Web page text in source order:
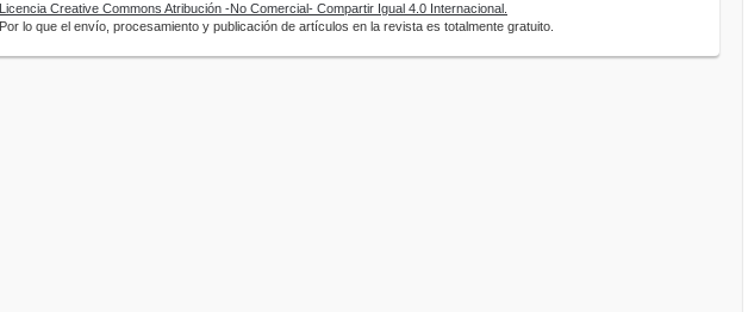
Licencia Creative Commons Atribución -No Comercial- Compartir Igual 4.0 Internacional.
Por lo que el envío, procesamiento y publicación de artículos en la revista es totalmente gratuito.